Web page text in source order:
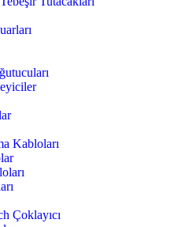
Kabloları
Çoklayıcı